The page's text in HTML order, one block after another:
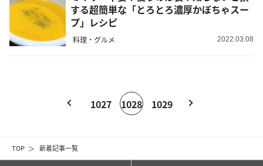
TOP 新着記事一覧
する超簡単な「とろとろ濃厚かぼちゃスー
プ」レシピ
料理・グルメ 2022.03.08
1027 1028 1029